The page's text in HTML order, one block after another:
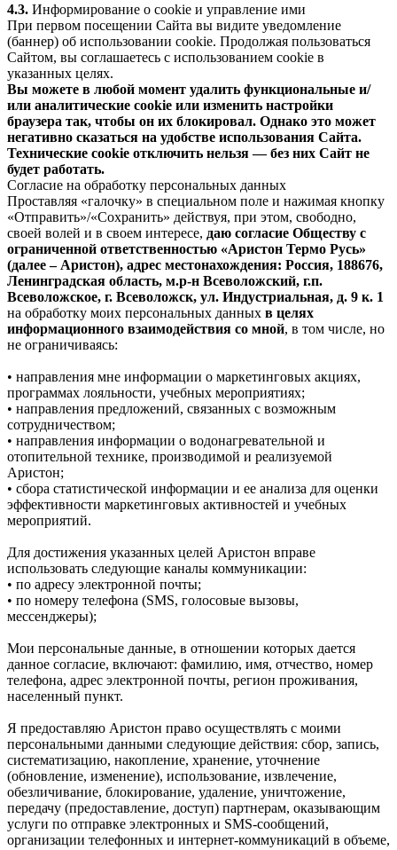
4.3. Информирование о cookie и управление ими
При первом посещении Сайта вы видите уведомление
(баннер) об использовании cookie. Продолжая пользоваться
Сайтом, вы соглашаетесь с использованием cookie в
указанных целях.
Вы можете в любой момент удалить функциональные и/
или аналитические cookie или изменить настройки
браузера так, чтобы он их блокировал. Однако это может
негативно сказаться на удобстве использования Сайта.
Технические cookie отключить нельзя — без них Сайт не
будет работать.
Согласие на обработку персональных данных
Проставляя «галочку» в специальном поле и нажимая кнопку
«Отправить»/«Сохранить» действуя, при этом, свободно,
своей волей и в своем интересе, даю согласие Обществу с
ограниченной ответственностью «Аристон Термо Русь»
(далее – Аристон), адрес местонахождения: Россия, 188676,
Ленинградская область, м.р-н Всеволожский, г.п.
Всеволожское, г. Всеволожск, ул. Индустриальная, д. 9 к. 1
на обработку моих персональных данных в целях
информационного взаимодействия со мной, в том числе, но
не ограничиваясь:
• направления мне информации о маркетинговых акциях,
программах лояльности, учебных мероприятиях;
• направления предложений, связанных с возможным
сотрудничеством;
• направления информации о водонагревательной и
отопительной технике, производимой и реализуемой
Аристон;
• сбора статистической информации и ее анализа для оценки
эффективности маркетинговых активностей и учебных
мероприятий.
Для достижения указанных целей Аристон вправе
использовать следующие каналы коммуникации:
• по адресу электронной почты;
• по номеру телефона (SMS, голосовые вызовы,
мессенджеры);
Мои персональные данные, в отношении которых дается
данное согласие, включают: фамилию, имя, отчество, номер
телефона, адрес электронной почты, регион проживания,
населенный пункт.
Я предоставляю Аристон право осуществлять с моими
персональными данными следующие действия: сбор, запись,
систематизацию, накопление, хранение, уточнение
(обновление, изменение), использование, извлечение,
обезличивание, блокирование, удаление, уничтожение,
передачу (предоставление, доступ) партнерам, оказывающим
услуги по отправке электронных и SMS‑сообщений,
организации телефонных и интернет‑коммуникаций в объеме,